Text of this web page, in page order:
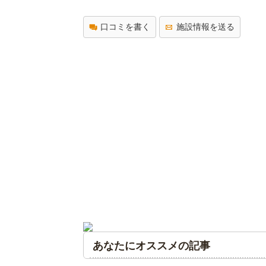
口コミを書く 施設情報を送る
あなたにオススメの記事